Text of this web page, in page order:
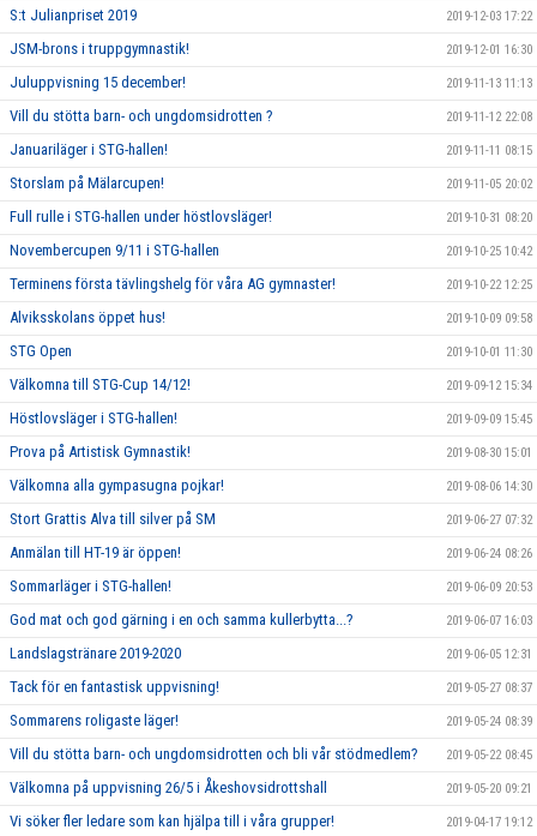
S:t Julianpriset 2019 2019-12-03 17:22
JSM-brons i truppgymnastik! 2019-12-01 16:30
Juluppvisning 15 december! 2019-11-13 11:13
Vill du stötta barn- och ungdomsidrotten ? 2019-11-12 22:08
Januariläger i STG-hallen! 2019-11-11 08:15
Storslam på Mälarcupen! 2019-11-05 20:02
Full rulle i STG-hallen under höstlovsläger! 2019-10-31 08:20
Novembercupen 9/11 i STG-hallen 2019-10-25 10:42
Terminens första tävlingshelg för våra AG gymnaster! 2019-10-22 12:25
Alviksskolans öppet hus! 2019-10-09 09:58
STG Open 2019-10-01 11:30
Välkomna till STG-Cup 14/12! 2019-09-12 15:34
Höstlovsläger i STG-hallen! 2019-09-09 15:45
Prova på Artistisk Gymnastik! 2019-08-30 15:01
Välkomna alla gympasugna pojkar! 2019-08-06 14:30
Stort Grattis Alva till silver på SM 2019-06-27 07:32
Anmälan till HT-19 är öppen! 2019-06-24 08:26
Sommarläger i STG-hallen! 2019-06-09 20:53
God mat och god gärning i en och samma kullerbytta...? 2019-06-07 16:03
Landslagstränare 2019-2020 2019-06-05 12:31
Tack för en fantastisk uppvisning! 2019-05-27 08:37
Sommarens roligaste läger! 2019-05-24 08:39
Vill du stötta barn- och ungdomsidrotten och bli vår stödmedlem? 2019-05-22 08:45
Välkomna på uppvisning 26/5 i Åkeshovsidrottshall 2019-05-20 09:21
Vi söker fler ledare som kan hjälpa till i våra grupper! 2019-04-17 19:12